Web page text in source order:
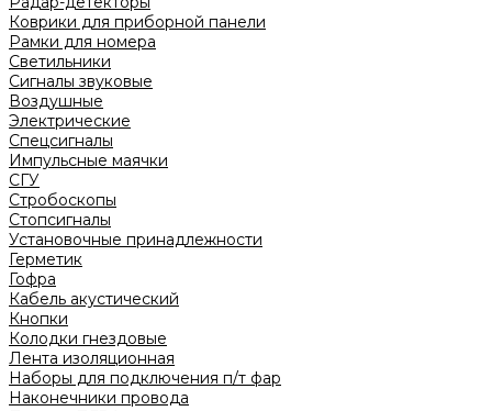
Коврики для приборной панели
Рамки для номера
Светильники
Сигналы звуковые
Воздушные
Электрические
Спецсигналы
Импульсные маячки
СГУ
Стробоскопы
Стопсигналы
Установочные принадлежности
Герметик
Гофра
Кабель акустический
Кнопки
Колодки гнездовые
Лента изоляционная
Наборы для подключения п/т фар
Наконечники провода